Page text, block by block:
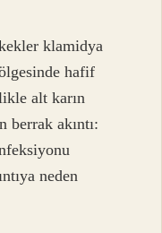
klamidya
hafif
alt karın
berrak akıntı:
neden